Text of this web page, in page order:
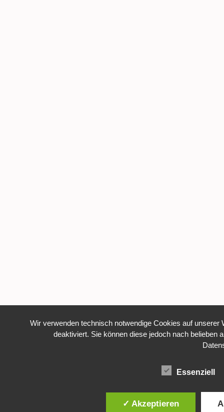
Wir verwenden technisch notwendige Cookies auf
deaktiviert. Sie können diese jedoch nach belieben
Essenziell
✓ Akzeptieren